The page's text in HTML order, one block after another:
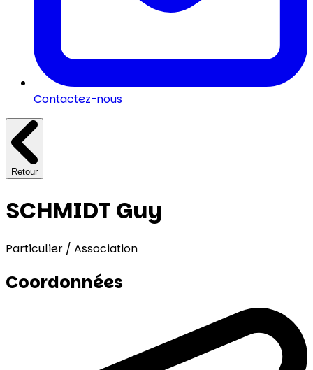
Contactez-nous
Retour
SCHMIDT Guy
Particulier / Association
Coordonnées